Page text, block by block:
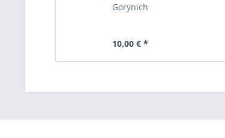
Gorynich
10,00 € *